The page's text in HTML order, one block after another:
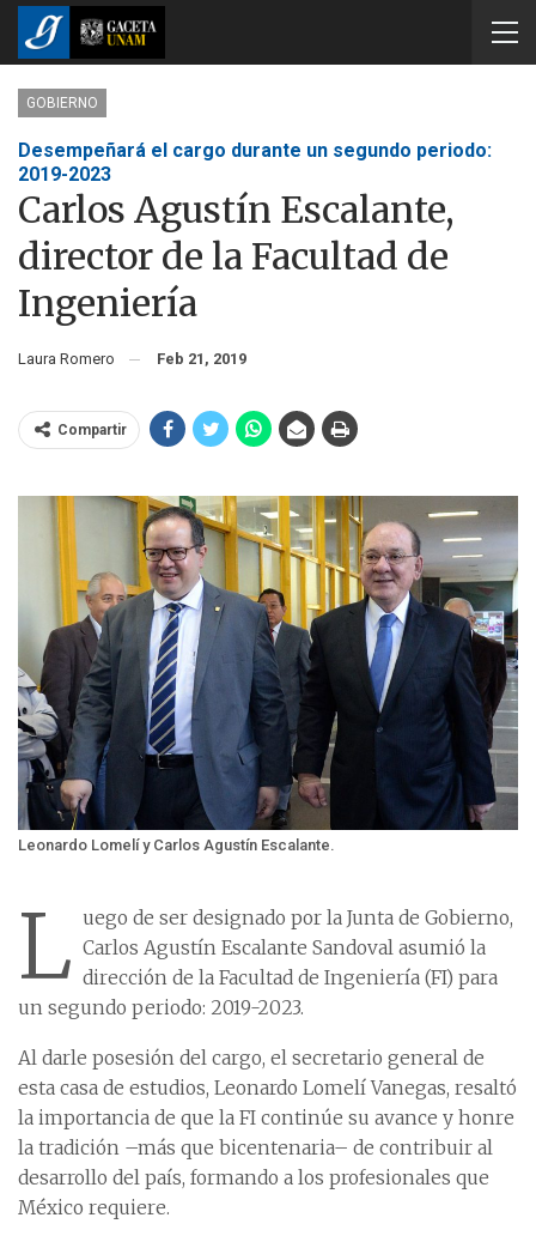
GOBIERNO
Desempeñará el cargo durante un segundo periodo:
2019-2023
Carlos Agustín Escalante,
director de la Facultad de
Ingeniería
Laura Romero Feb 21, 2019
Compartir
Leonardo Lomelí y Carlos Agustín Escalante.
L uego de ser designado por la Junta de Gobierno,
Carlos Agustín Escalante Sandoval asumió la
dirección de la Facultad de Ingeniería (FI) para
un segundo periodo: 2019-2023.
Al darle posesión del cargo, el secretario general de
esta casa de estudios, Leonardo Lomelí Vanegas, resaltó
la importancia de que la FI continúe su avance y honre
la tradición –más que bicentenaria– de contribuir al
desarrollo del país, formando a los profesionales que
México requiere.